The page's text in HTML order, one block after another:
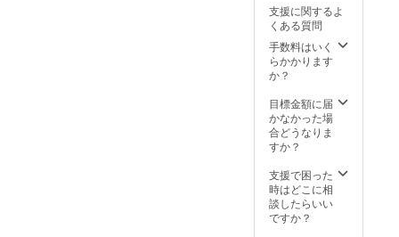
い。印
刷面へ
の影響
が出る
おそれ
ます。
支援に関するよ
くある質問
手数料はいく
らかかります
か？
目標金額に届
かなかった場
合どうなりま
すか？
支援で困った
時はどこに相
談したらいい
ですか？